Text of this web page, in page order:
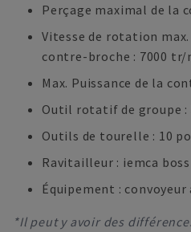
Perçage maximal de la
Vitesse de rotation
contre-broche : 7000 tr/
Max. Puissance de la
Outil rotatif de groupe :
Outils de tourelle : 10
Ravitailleur : iemca
Équipement : convoyeur
*Il peut y avoir des